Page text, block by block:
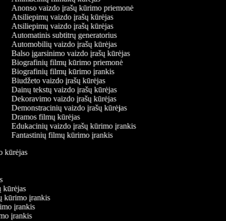
Anonso vaizdo įrašų kūrimo priemonė
Atsiliepimų vaizdo įrašų kūrėjas
Atsiliepimų vaizdo įrašų kūrėjas
Automatinis subtitrų generatorius
Automobilių vaizdo įrašų kūrėjas
Balso įgarsinimo vaizdo įrašų kūrėjas
Biografinių filmų kūrimo priemonė
Biografinių filmų kūrimo įrankis
Biudžeto vaizdo įrašų kūrėjas
Dainų tekstų vaizdo įrašų kūrėjas
Dekoravimo vaizdo įrašų kūrėjas
Demonstracinių vaizdo įrašų kūrėjas
Dramos filmų kūrėjas
Edukacinių vaizdo įrašų kūrimo įrankis
Fantastinių filmų kūrimo įrankis
kūrėjas
kūrėjas
kūrimo įrankis
įrankis
įrankis